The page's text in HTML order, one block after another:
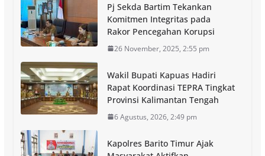
Pj Sekda Bartim Tekankan
Komitmen Integritas pada
Rakor Pencegahan Korupsi
26 November, 2025, 2:55 pm
Wakil Bupati Kapuas Hadiri
Rapat Koordinasi TEPRA Tingkat
Provinsi Kalimantan Tengah
6 Agustus, 2026, 2:49 pm
Kapolres Barito Timur Ajak